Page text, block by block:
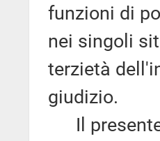
funzioni di
nei singoli
terzietà
giudizio.
Il presente